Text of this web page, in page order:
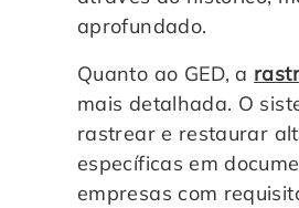
aprofundado.
Quanto ao GED, a
mais detalhada. O
rastrear e restaurar
específicas em
empresas com